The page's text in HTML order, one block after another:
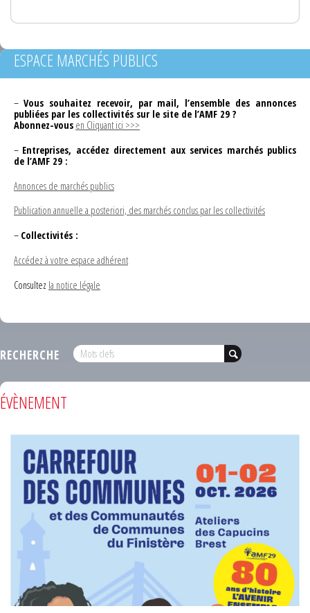
ESPACE MARCHÉS PUBLICS
– Vous souhaitez recevoir, par mail, l’ensemble des annonces
publiées par les collectivités sur le site de l’AMF 29 ?
Abonnez-vous en Cliquant ici >>>
– Entreprises, accédez directement aux services marchés publics
de l’AMF 29 :
Annonces de marchés publics
Publication annuelle a posteriori, des marchés conclus par les collectivités
– Collectivités :
Accédez à votre espace adhérent
Consultez la notice légale
RECHERCHE
ÉVÈNEMENT